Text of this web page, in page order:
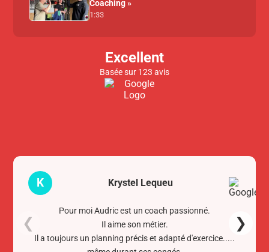
Coaching »
1:33
Excellent
Basée sur 123 avis
K Krystel Lequeu
Pour moi Audric est un coach passionné.
Il aime son métier.
Il a toujours un planning précis et adapté d'exercice.....
❮ ❯